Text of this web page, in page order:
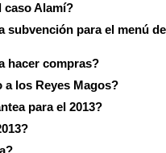
caso Alamí?
subvención para el menú
hacer compras?
a los Reyes Magos?
para el 2013?